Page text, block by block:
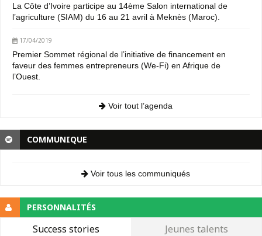
La Côte d’Ivoire participe au 14ème Salon international de
l’agriculture (SIAM) du 16 au 21 avril à Meknès (Maroc).
17/04/2019
Premier Sommet régional de l’initiative de financement en
faveur des femmes entrepreneurs (We-Fi) en Afrique de
l’Ouest.
Voir tout l’agenda
COMMUNIQUE
Voir tous les communiqués
PERSONNALITÉS
Success stories Jeunes talents